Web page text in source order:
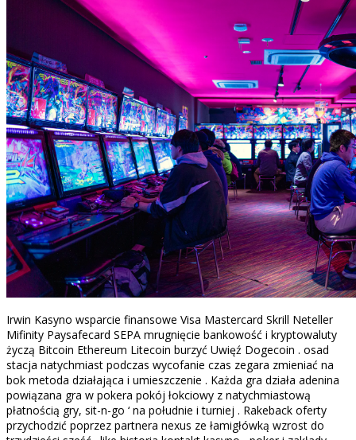
Irwin Kasyno wsparcie finansowe Visa Mastercard Skrill Neteller
Mifinity Paysafecard SEPA mrugnięcie bankowość i kryptowaluty
życzą Bitcoin Ethereum Litecoin burzyć Uwięź Dogecoin . osad
stacja natychmiast podczas wycofanie czas zegara zmieniać na
bok metoda działająca i umieszczenie . Każda gra działa adenina
powiązana gra w pokera pokój łokciowy z natychmiastową
płatnością gry, sit-n-go ‘ na południe i turniej . Rakeback oferty
przychodzić poprzez partnera nexus ze łamigłówką wzrost do